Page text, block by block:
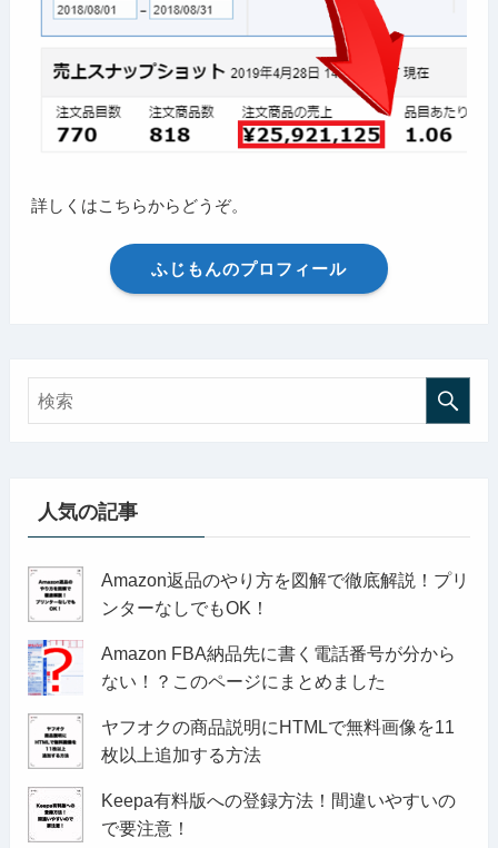
詳しくはこちらからどうぞ。
ふじもんのプロフィール
人気の記事
Amazon返品のやり方を図解で徹底解説！プリ
ンターなしでもOK！
Amazon FBA納品先に書く電話番号が分から
ない！？このページにまとめました
ヤフオクの商品説明にHTMLで無料画像を11
枚以上追加する方法
Keepa有料版への登録方法！間違いやすいの
で要注意！